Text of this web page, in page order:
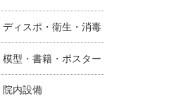
ディスポ・衛生・消毒
模型・書籍・ポスター
院内設備